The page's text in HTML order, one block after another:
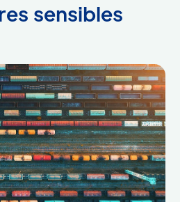
sensibles